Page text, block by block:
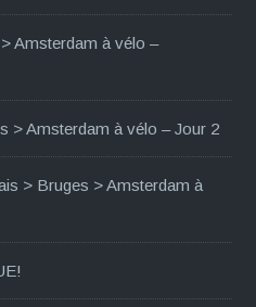
Amsterdam à vélo –
> Amsterdam à vélo – Jour 2
> Bruges > Amsterdam à